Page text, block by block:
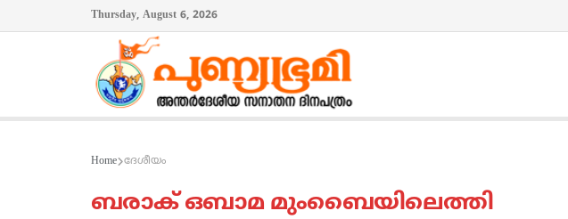
Thursday, August 6, 2026
Home ദേശീയം
ബരാക് ഒബാമ മുംബൈയിലെത്തി